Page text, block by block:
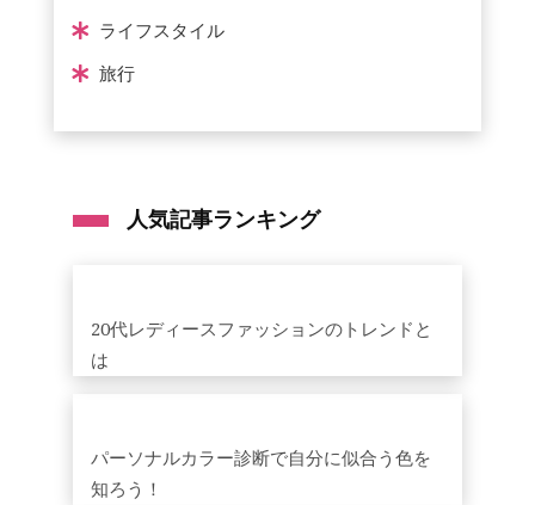
ライフスタイル
旅行
人気記事ランキング
20代レディースファッションのトレンドと
は
パーソナルカラー診断で自分に似合う色を
知ろう！